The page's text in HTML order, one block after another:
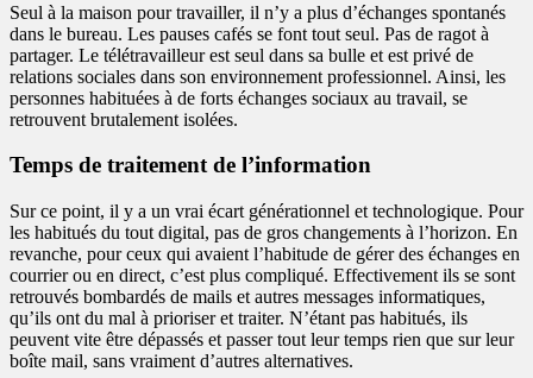
Seul à la maison pour travailler, il n’y a plus d’échanges spontanés
dans le bureau. Les pauses cafés se font tout seul. Pas de ragot à
partager. Le télétravailleur est seul dans sa bulle et est privé de
relations sociales dans son environnement professionnel. Ainsi, les
personnes habituées à de forts échanges sociaux au travail, se
retrouvent brutalement isolées.
Temps de traitement de l’information
Sur ce point, il y a un vrai écart générationnel et technologique. Pour
les habitués du tout digital, pas de gros changements à l’horizon. En
revanche, pour ceux qui avaient l’habitude de gérer des échanges en
courrier ou en direct, c’est plus compliqué. Effectivement ils se sont
retrouvés bombardés de mails et autres messages informatiques,
qu’ils ont du mal à prioriser et traiter. N’étant pas habitués, ils
peuvent vite être dépassés et passer tout leur temps rien que sur leur
boîte mail, sans vraiment d’autres alternatives.